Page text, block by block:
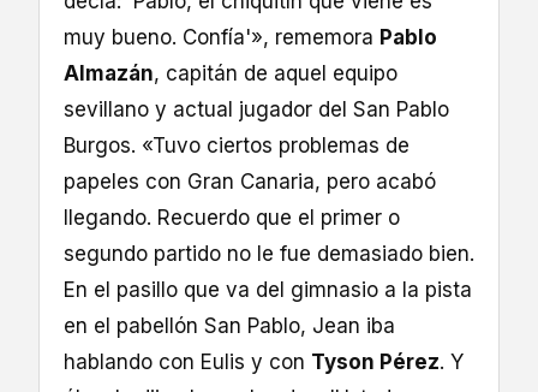
muy bueno. Confía'», rememora Pablo
Almazán, capitán de aquel equipo
sevillano y actual jugador del San Pablo
Burgos. «Tuvo ciertos problemas de
papeles con Gran Canaria, pero acabó
llegando. Recuerdo que el primer o
segundo partido no le fue demasiado bien.
En el pasillo que va del gimnasio a la pista
en el pabellón San Pablo, Jean iba
hablando con Eulis y con Tyson Pérez. Y